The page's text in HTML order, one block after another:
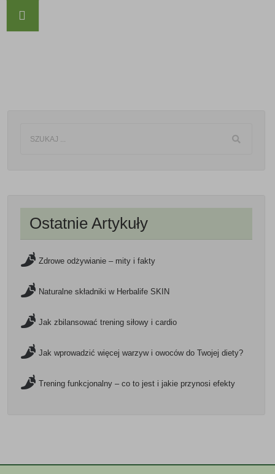
Ostatnie Artykuły
Zdrowe odżywianie – mity i fakty
Naturalne składniki w Herbalife SKIN
Jak zbilansować trening siłowy i cardio
Jak wprowadzić więcej warzyw i owoców do Twojej diety?
Trening funkcjonalny – co to jest i jakie przynosi efekty